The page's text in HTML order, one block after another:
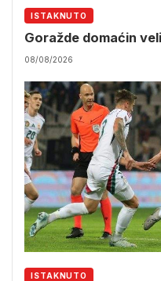
ISTAKNUTO
Goražde domaćin
08/08/2026
ISTAKNUTO